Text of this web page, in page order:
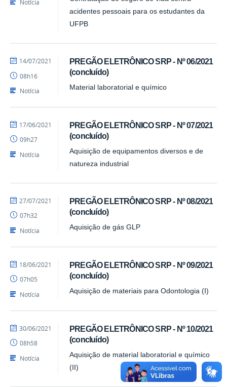
acidentes pessoais para os estudantes da
UFPB
Notícia
PREGÃO ELETRÔNICO SRP - Nº 06/2021
(concluído)
Material laboratorial e químico
por
publicado
14/07/2021
08h16
Notícia
PREGÃO ELETRÔNICO SRP - Nº 07/2021
(concluído)
Aquisição de equipamentos diversos e de
natureza industrial
por
publicado
17/06/2021
09h27
Notícia
PREGÃO ELETRÔNICO SRP - Nº 08/2021
(concluído)
Aquisição de gás GLP
por
publicado
27/07/2021
07h32
Notícia
PREGÃO ELETRÔNICO SRP - Nº 09/2021
(concluído)
Aquisição de materiais para Odontologia (I)
por
publicado
18/06/2021
07h05
Notícia
PREGÃO ELETRÔNICO SRP - Nº 10/2021
(concluído)
Aquisição de material laboratorial e químico
(II)
por
publicado
30/06/2021
08h58
Notícia